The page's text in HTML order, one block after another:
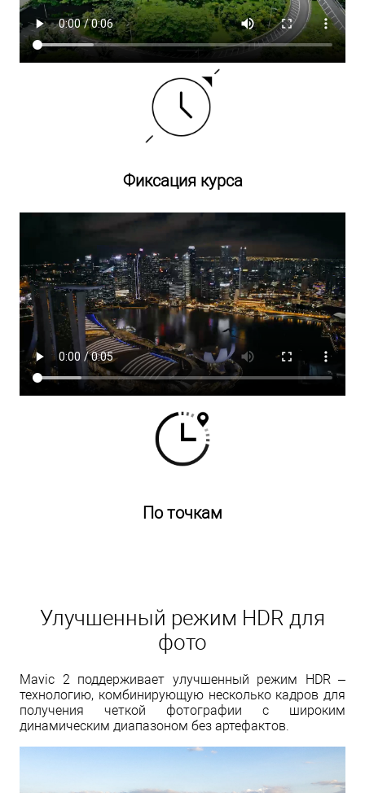
Фиксация курса
По точкам
Улучшенный режим HDR для
фото
Mavic 2 поддерживает улучшенный режим HDR –
технологию, комбинирующую несколько кадров для
получения четкой фотографии с широким
динамическим диапазоном без артефактов.